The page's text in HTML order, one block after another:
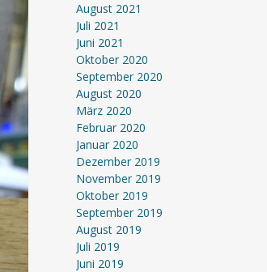
August 2021
Juli 2021
Juni 2021
Oktober 2020
September 2020
August 2020
März 2020
Februar 2020
Januar 2020
Dezember 2019
November 2019
Oktober 2019
September 2019
August 2019
Juli 2019
Juni 2019